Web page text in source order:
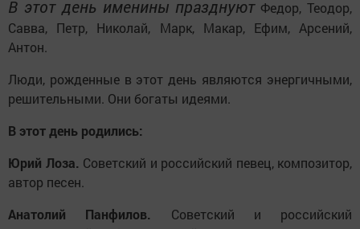
В этот день именины празднуютФедор, Теодор,
Савва, Петр, Николай, Марк, Макар, Ефим, Арсений,
Антон.
Люди, рожденные в этот день являются энергичными,
решительными. Они богаты идеями.
В этот день родились:
Юрий Лоза. Советский и российский певец, композитор,
автор песен.
Анатолий Панфилов. Советский и российский